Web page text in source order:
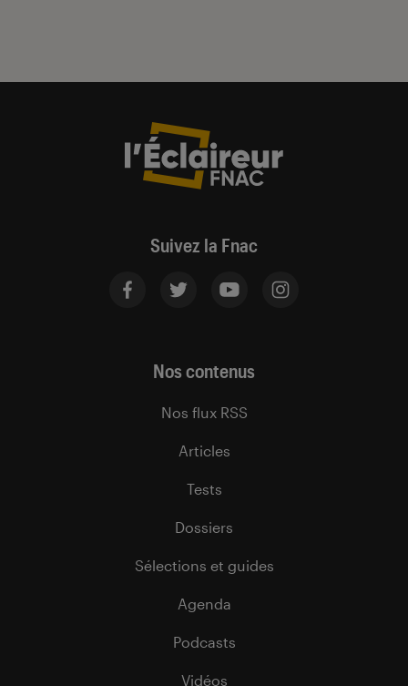
Suivez la Fnac
Nos contenus
Nos flux RSS
Articles
Tests
Dossiers
Sélections et guides
Agenda
Podcasts
Vidéos